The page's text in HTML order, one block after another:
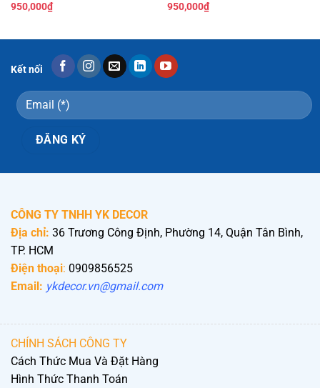
950,000₫
950,000₫
Kết nối
CÔNG TY TNHH YK DECOR
Địa chỉ: 36 Trương Công Định, Phường 14, Quận Tân Bình,
TP. HCM
Điện thoại: 0909856525
Email: ykdecor.vn@gmail.com
CHÍNH SÁCH CÔNG TY
Cách Thức Mua Và Đặt Hàng
Hình Thức Thanh Toán